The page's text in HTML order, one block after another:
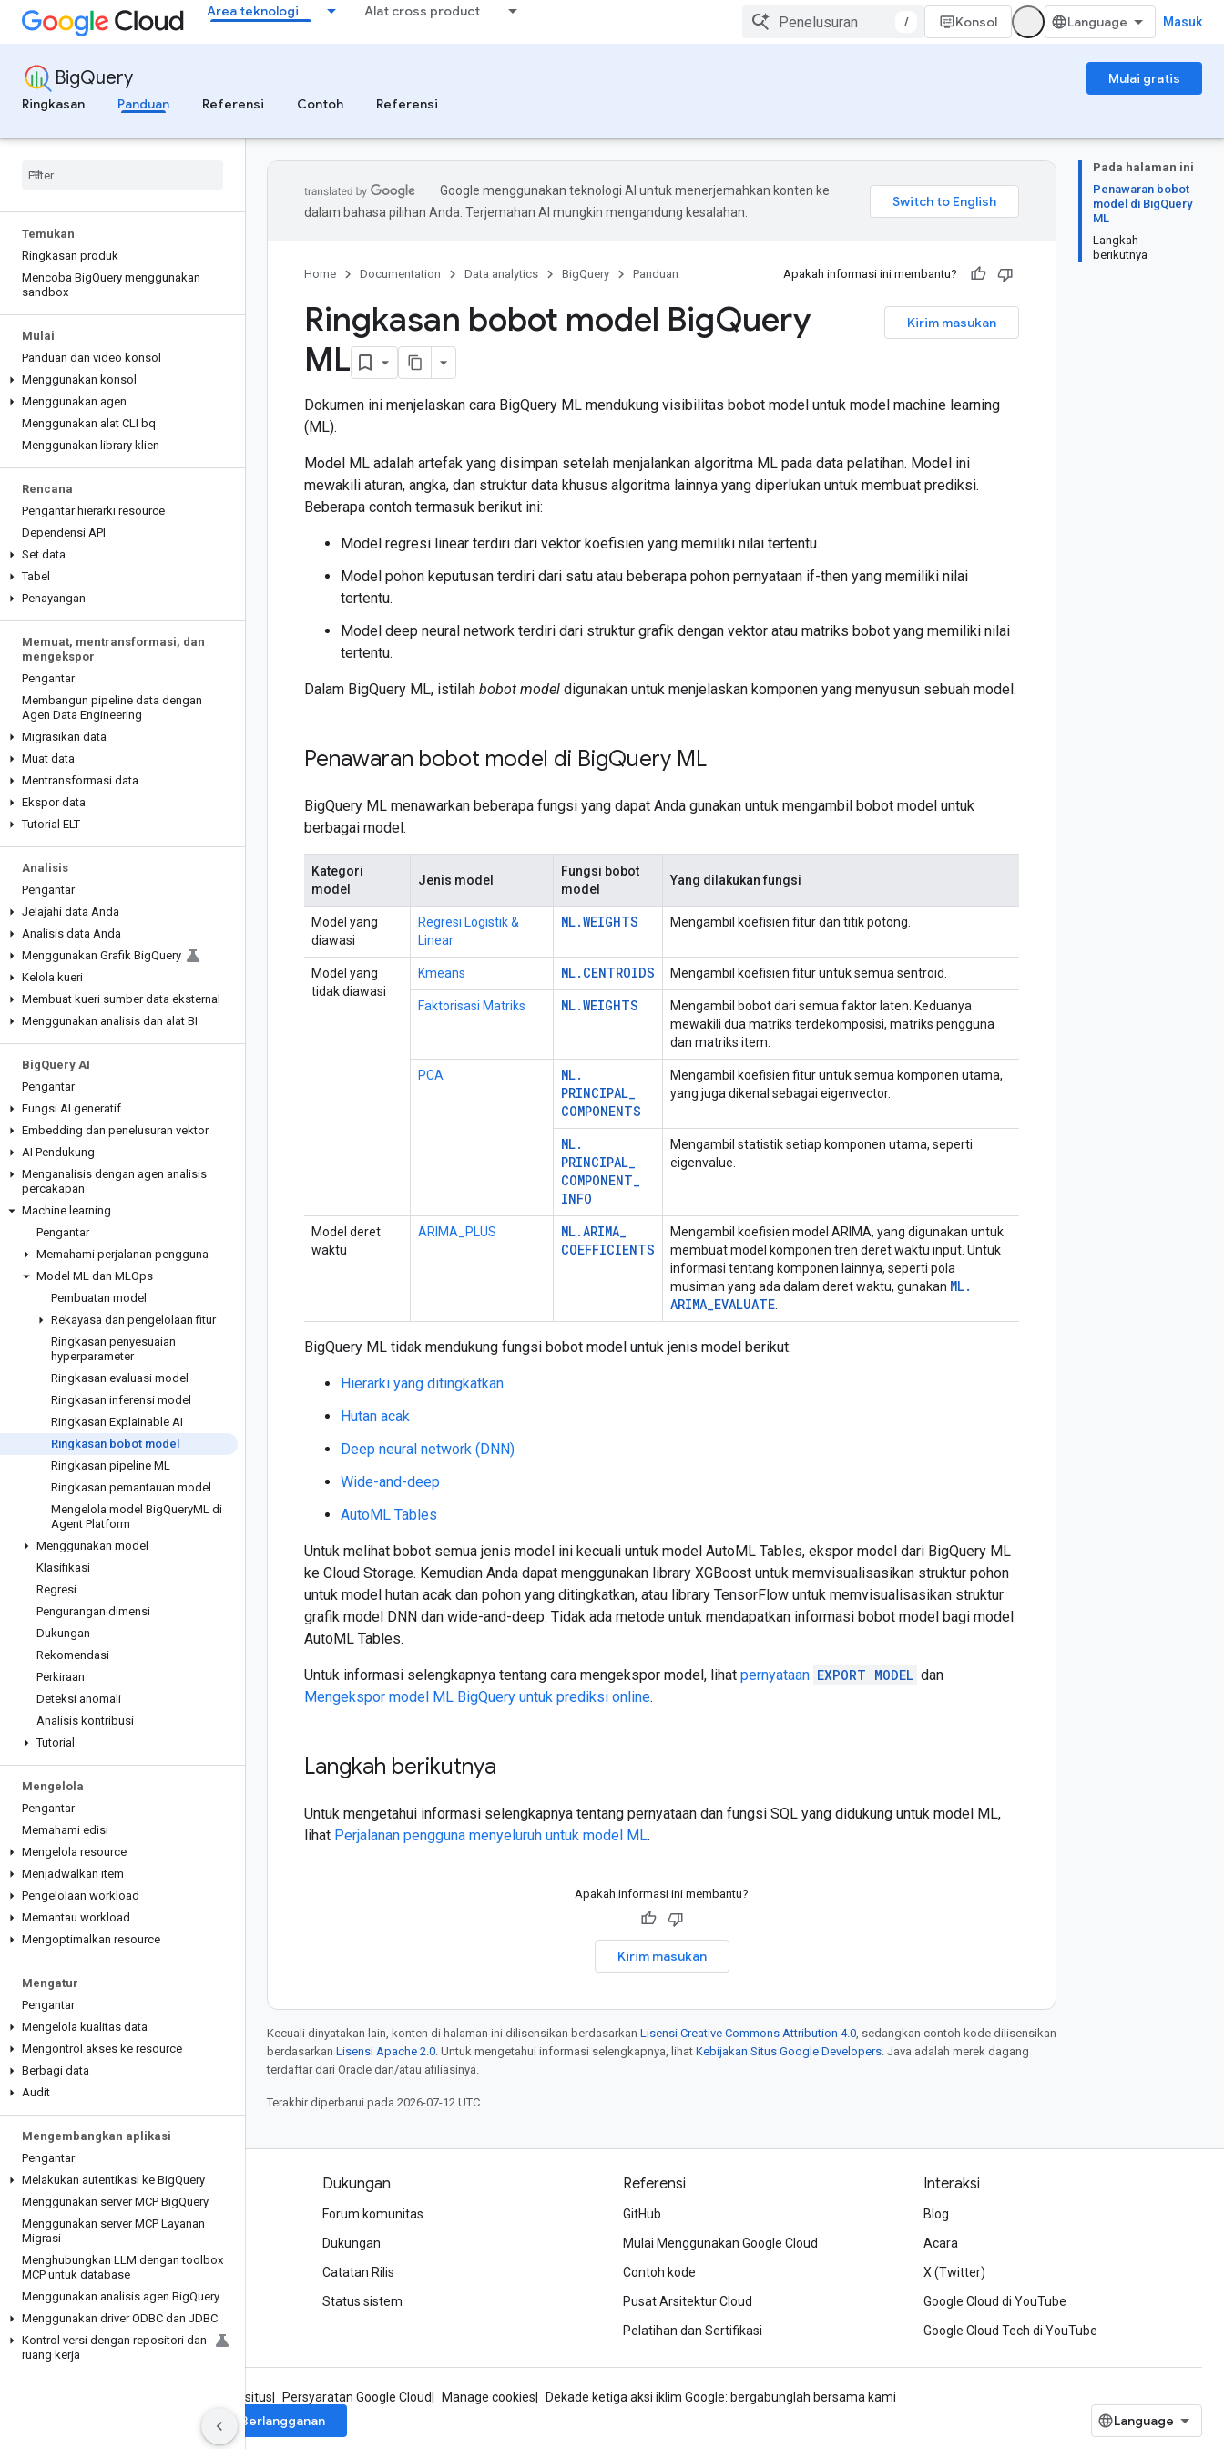
Area teknologi Alat cross product
/ Konsol Masuk
BigQuery
Mulai gratis
Ringkasan
Panduan Referensi Contoh Referensi
Temukan
Ringkasan produk
Mencoba BigQuery menggunakan
sandbox
Mulai
Panduan dan video konsol
Menggunakan konsol
Menggunakan agen
Menggunakan alat CLI bq
Menggunakan library klien
Rencana
Pengantar hierarki resource
Dependensi API
Set data
Tabel
Penayangan
Memuat, mentransformasi, dan
mengekspor
Pengantar
Membangun pipeline data dengan
Agen Data Engineering
Migrasikan data
Muat data
Mentransformasi data
Ekspor data
Tutorial ELT
Analisis
Pengantar
Jelajahi data Anda
Analisis data Anda
Menggunakan Grafik BigQuery
Kelola kueri
Membuat kueri sumber data eksternal
Menggunakan analisis dan alat BI
BigQuery AI
Pengantar
Fungsi AI generatif
Embedding dan penelusuran vektor
AI Pendukung
Menganalisis dengan agen analisis
percakapan
Machine learning
Pengantar
Memahami perjalanan pengguna
Model ML dan MLOps
Pembuatan model
Rekayasa dan pengelolaan fitur
Ringkasan penyesuaian
hyperparameter
Ringkasan evaluasi model
Ringkasan inferensi model
Ringkasan Explainable AI
Ringkasan bobot model
Ringkasan pipeline ML
Ringkasan pemantauan model
Mengelola model BigQueryML di
Agent Platform
Menggunakan model
Klasifikasi
Regresi
Pengurangan dimensi
Dukungan
Rekomendasi
Perkiraan
Deteksi anomali
Analisis kontribusi
Tutorial
Mengelola
Pengantar
Memahami edisi
Mengelola resource
Menjadwalkan item
Pengelolaan workload
Memantau workload
Mengoptimalkan resource
Mengatur
Pengantar
Mengelola kualitas data
Mengontrol akses ke resource
Berbagi data
Audit
Mengembangkan aplikasi
Pengantar
Melakukan autentikasi ke BigQuery
Menggunakan server MCP BigQuery
Menggunakan server MCP Layanan
Migrasi
Menghubungkan LLM dengan toolbox
MCP untuk database
Menggunakan analisis agen BigQuery
Menggunakan driver ODBC dan JDBC
Kontrol versi dengan repositori dan
ruang kerja
Pada halaman ini
Penawaran bobot
model di BigQuery
ML
Langkah
berikutnya
Google menggunakan teknologi AI untuk menerjemahkan konten ke
dalam bahasa pilihan Anda. Terjemahan AI mungkin mengandung kesalahan.
Home Documentation Data analytics BigQuery Panduan Apakah informasi ini membantu?
Kirim masukan
Ringkasan bobot model BigQuery
ML
Dokumen ini menjelaskan cara BigQuery ML mendukung visibilitas bobot model untuk model machine learning
(ML).
Model ML adalah artefak yang disimpan setelah menjalankan algoritma ML pada data pelatihan. Model ini
mewakili aturan, angka, dan struktur data khusus algoritma lainnya yang diperlukan untuk membuat prediksi.
Beberapa contoh termasuk berikut ini:
Model regresi linear terdiri dari vektor koefisien yang memiliki nilai tertentu.
Model pohon keputusan terdiri dari satu atau beberapa pohon pernyataan if-then yang memiliki nilai
tertentu.
Model deep neural network terdiri dari struktur grafik dengan vektor atau matriks bobot yang memiliki nilai
tertentu.
Dalam BigQuery ML, istilah bobot model digunakan untuk menjelaskan komponen yang menyusun sebuah model.
Penawaran bobot model di BigQuery ML
BigQuery ML menawarkan beberapa fungsi yang dapat Anda gunakan untuk mengambil bobot model untuk
berbagai model.
Kategori
model
Jenis model
Fungsi bobot
model
Yang dilakukan fungsi
Model yang
diawasi
Regresi Logistik &
Linear
ML.WEIGHTS Mengambil koefisien fitur dan titik potong.
Model yang
tidak diawasi
Kmeans ML. CENTROIDS Mengambil koefisien fitur untuk semua sentroid.
Faktorisasi Matriks ML.WEIGHTS
Mengambil bobot dari semua faktor laten. Keduanya
mewakili dua matriks terdekomposisi, matriks pengguna
dan matriks item.
PCA ML.
PRINCIPAL_
COMPONENTS
Mengambil koefisien fitur untuk semua komponen utama,
yang juga dikenal sebagai eigenvector.
ML.
PRINCIPAL_
COMPONENT_
INFO
Mengambil statistik setiap komponen utama, seperti
eigenvalue.
Model deret
waktu
ARIMA_PLUS ML.ARIMA_
COEFFICIENTS
Mengambil koefisien model ARIMA, yang digunakan untuk
membuat model komponen tren deret waktu input. Untuk
informasi tentang komponen lainnya, seperti pola
musiman yang ada dalam deret waktu, gunakan ML.
ARIMA_EVALUATE
BigQuery ML tidak mendukung fungsi bobot model untuk jenis model berikut:
Hierarki yang ditingkatkan
Hutan acak
Deep neural network (DNN)
Wide-and-deep
AutoML Tables
Untuk melihat bobot semua jenis model ini kecuali untuk model AutoML Tables, ekspor model dari BigQuery ML
ke Cloud Storage. Kemudian Anda dapat menggunakan library XGBoost untuk memvisualisasikan struktur pohon
untuk model hutan acak dan pohon yang ditingkatkan, atau library TensorFlow untuk memvisualisasikan struktur
grafik model DNN dan wide-and-deep. Tidak ada metode untuk mendapatkan informasi bobot model bagi model
AutoML Tables.
Untuk informasi selengkapnya tentang cara mengekspor model, lihat pernyataan EXPORT MODEL dan
Mengekspor model ML BigQuery untuk prediksi online.
Langkah berikutnya
Untuk mengetahui informasi selengkapnya tentang pernyataan dan fungsi SQL yang didukung untuk model ML,
lihat Perjalanan pengguna menyeluruh untuk model ML.
Apakah informasi ini membantu?
Kirim masukan
Kecuali dinyatakan lain, konten di halaman ini dilisensikan berdasarkan Lisensi Creative Commons Attribution 4.0, sedangkan contoh kode dilisensikan
berdasarkan Lisensi Apache 2.0. Untuk mengetahui informasi selengkapnya, lihat Kebijakan Situs Google Developers. Java adalah merek dagang
terdaftar dari Oracle dan/atau afiliasinya.
Terakhir diperbarui pada 2026-07-12 UTC.
Produk dan harga
Harga Google Cloud
Google Cloud Marketplace
Hubungi bagian penjualan
Dukungan
Forum komunitas
Dukungan
Catatan Rilis
Status sistem
Referensi
GitHub
Mulai Menggunakan Google Cloud
Contoh kode
Pusat Arsitektur Cloud
Pelatihan dan Sertifikasi
Interaksi
Blog
Acara
X (Twitter)
Google Cloud di YouTube
Google Cloud Tech di YouTube
Persyaratan situs Persyaratan Google Cloud Manage cookies
Dekade ketiga aksi iklim Google: bergabunglah bersama kami
Berlangganan